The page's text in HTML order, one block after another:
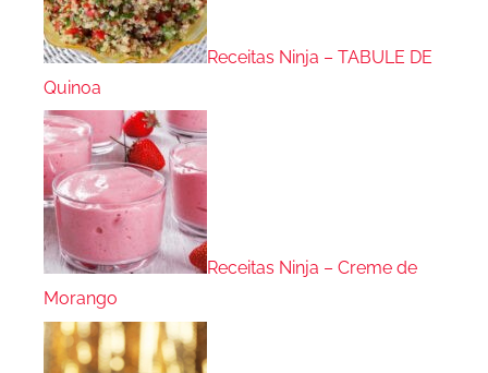
Receitas Ninja – TABULE DE
Quinoa
Receitas Ninja – Creme de
Morango